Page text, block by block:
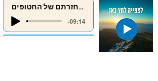
מדיטציה לחזרתם של החטופים
-09:14